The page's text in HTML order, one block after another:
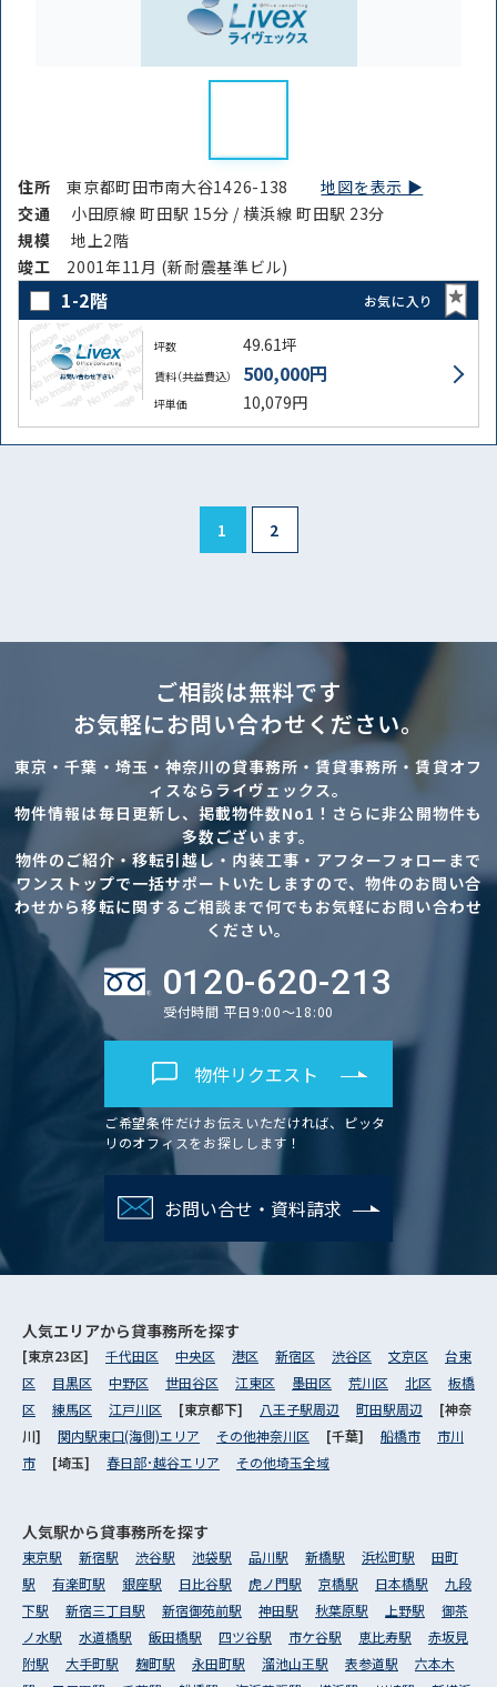
住所東京都町田市南大谷1426-138地図を表示 ▶︎
交通
小田原線 町田駅 15分 / 横浜線 町田駅 23分
規模
地上2階
竣⼯ 2001年11月 (新耐震基準ビル)
1-2階 お気に入り
坪数 49.61坪
賃料（共益費込） 500,000円
坪単価 10,079円
1 2
ご相談は無料です
お気軽にお問い合わせください。
東京・千葉・埼玉・神奈川の貸事務所・賃貸事務所・賃貸オフ
ィスならライヴェックス。
物件情報は毎日更新し、掲載物件数No1！さらに非公開物件も
多数ございます。
物件のご紹介・移転引越し・内装工事・アフターフォローまで
ワンストップで一括サポートいたしますので、物件のお問い合
わせから移転に関するご相談まで何でもお気軽にお問い合わせ
ください。
0120-620-213
受付時間 平日9:00～18:00
物件リクエスト
ご希望条件だけお伝えいただければ、ピッタ
リのオフィスをお探しします！
お問い合せ・資料請求
人気エリアから貸事務所を探す
[東京23区] 千代田区 中央区 港区 新宿区 渋谷区 文京区
台東
区
目黒区 中野区 世田谷区 江東区 墨田区 荒川区 北区
板橋
区
練馬区 江戸川区 [東京都下] 八王子駅周辺 町田駅周辺
[神奈
川] 関内駅東口(海側)エリア その他神奈川区 [千葉] 船橋市
市川
市
[埼玉] 春日部･越谷エリア その他埼玉全域
人気駅から貸事務所を探す
東京駅 新宿駅 渋谷駅 池袋駅 品川駅 新橋駅 浜松町駅
田町
駅
有楽町駅 銀座駅 日比谷駅 虎ノ門駅 京橋駅 日本橋駅
九段
下駅
新宿三丁目駅 新宿御苑前駅 神田駅 秋葉原駅 上野駅
御茶
ノ水駅
水道橋駅 飯田橋駅 四ツ谷駅 市ケ谷駅 恵比寿駅
赤坂見
附駅
大手町駅 麹町駅 永田町駅 溜池山王駅 表参道駅
六本木